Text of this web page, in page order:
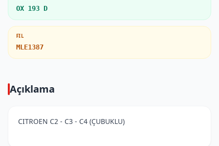
OX 193 D
FIL
MLE1387
Açıklama
CITROEN C2 - C3 - C4 (ÇUBUKLU)